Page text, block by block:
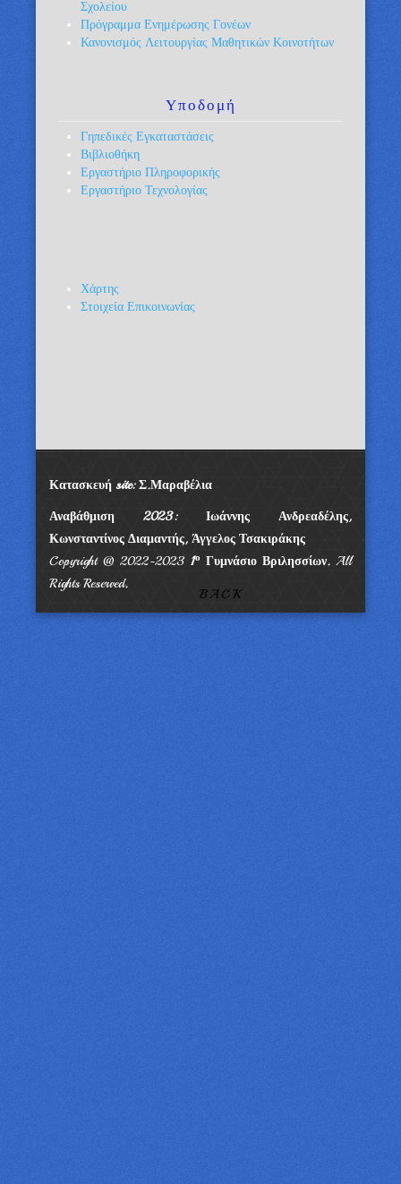
Σχολείου
Πρόγραμμα Ενημέρωσης Γονέων
Κανονισμός Λειτουργίας Μαθητικών Κοινοτήτων
Υποδομή
Γηπεδικές Εγκαταστάσεις
Βιβλιοθήκη
Εργαστήριο Πληροφορικής
Εργαστήριο Τεχνολογίας
Χάρτης
Στοιχεία Επικοινωνίας
Κατασκευή site: Σ.Μαραβέλια
Αναβάθμιση 2023: Ιωάννης Ανδρεαδέλης,
Κωνσταντίνος Διαμαντής, Άγγελος Τσακιράκης
Copyright @ 2022-2023 1ο Γυμνάσιο Βριλησσίων. All
Rights Reserved.
BACK